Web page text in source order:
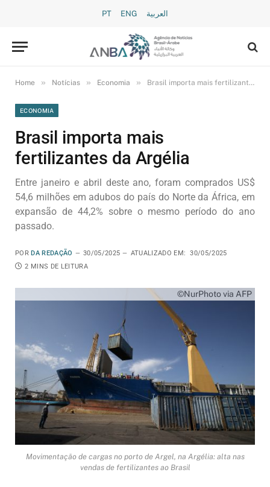
PT ENG العربية
Home » Notícias » Economia » Brasil importa mais fertilizantes da Argélia
ECONOMIA
Brasil importa mais
fertilizantes da Argélia
Entre janeiro e abril deste ano, foram comprados US$
54,6 milhões em adubos do país do Norte da África, em
expansão de 44,2% sobre o mesmo período do ano
passado.
POR DA REDAÇÃO 30/05/2025 ATUALIZADO EM:
30/05/2025
2 MINS DE LEITURA
©NurPhoto via AFP
Movimentação de cargas no porto de Argel, na Argélia: alta nas
vendas de fertilizantes ao Brasil